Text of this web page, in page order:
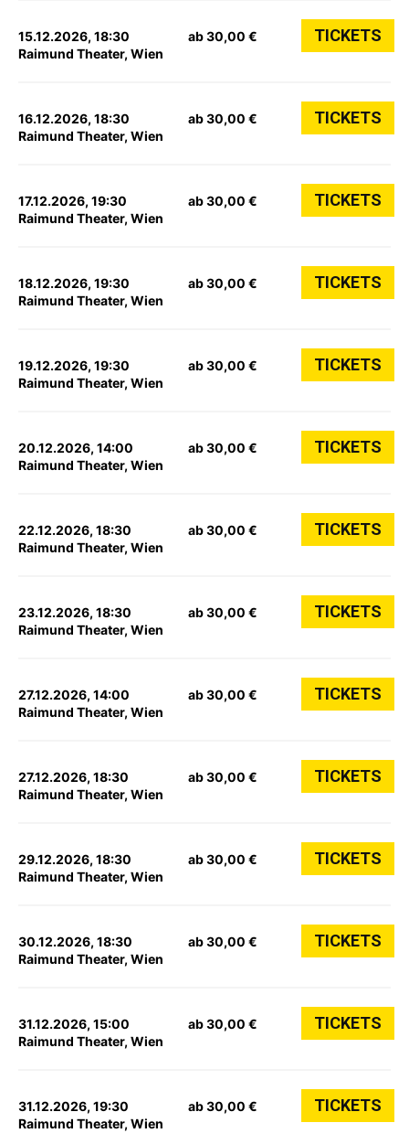
15.12.2026, 18:30
Raimund Theater, Wien
ab 30,00 € TICKETS
16.12.2026, 18:30
Raimund Theater, Wien
ab 30,00 € TICKETS
17.12.2026, 19:30
Raimund Theater, Wien
ab 30,00 € TICKETS
18.12.2026, 19:30
Raimund Theater, Wien
ab 30,00 € TICKETS
19.12.2026, 19:30
Raimund Theater, Wien
ab 30,00 € TICKETS
20.12.2026, 14:00
Raimund Theater, Wien
ab 30,00 € TICKETS
22.12.2026, 18:30
Raimund Theater, Wien
ab 30,00 € TICKETS
23.12.2026, 18:30
Raimund Theater, Wien
ab 30,00 € TICKETS
27.12.2026, 14:00
Raimund Theater, Wien
ab 30,00 € TICKETS
27.12.2026, 18:30
Raimund Theater, Wien
ab 30,00 € TICKETS
29.12.2026, 18:30
Raimund Theater, Wien
ab 30,00 € TICKETS
30.12.2026, 18:30
Raimund Theater, Wien
ab 30,00 € TICKETS
31.12.2026, 15:00
Raimund Theater, Wien
ab 30,00 € TICKETS
31.12.2026, 19:30
Raimund Theater, Wien
ab 30,00 € TICKETS